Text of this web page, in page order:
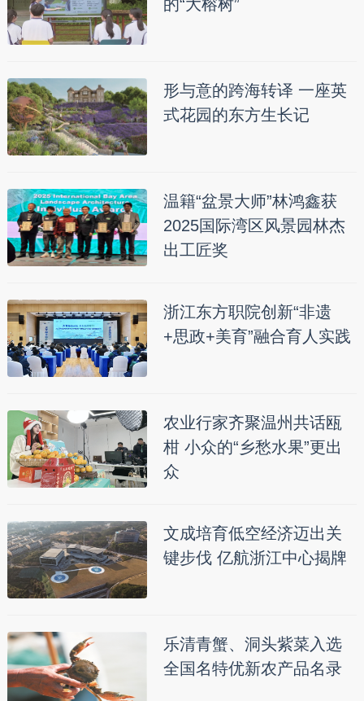
的“大榕树”
形与意的跨海转译 一座英
式花园的东方生长记
温籍“盆景大师”林鸿鑫获
2025国际湾区风景园林杰
出工匠奖
浙江东方职院创新“非遗
+思政+美育”融合育人实践
农业行家齐聚温州共话瓯
柑 小众的“乡愁水果”更出
众
文成培育低空经济迈出关
键步伐 亿航浙江中心揭牌
乐清青蟹、洞头紫菜入选
全国名特优新农产品名录